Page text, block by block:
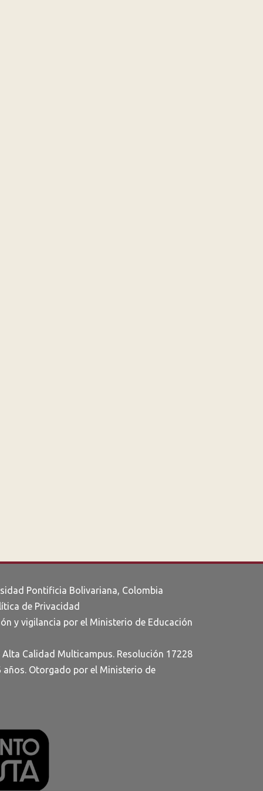
Pontificia Bolivariana, Colombia
de Privacidad
y vigilancia por el Ministerio de Educación
Calidad Multicampus. Resolución 17228
años. Otorgado por el Ministerio de